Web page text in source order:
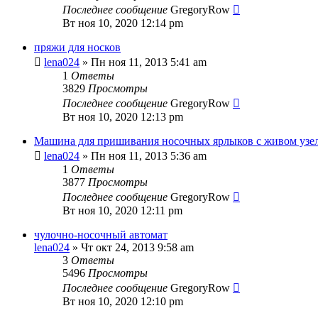
Последнее сообщение GregoryRow
Вт ноя 10, 2020 12:14 pm
пряжи для носков
lena024 » Пн ноя 11, 2013 5:41 am
1 Ответы
3829 Просмотры
Последнее сообщение GregoryRow
Вт ноя 10, 2020 12:13 pm
Машина для пришивания носочных ярлыков с живом
lena024 » Пн ноя 11, 2013 5:36 am
1 Ответы
3877 Просмотры
Последнее сообщение GregoryRow
Вт ноя 10, 2020 12:11 pm
чулочно-носочный автомат
lena024 » Чт окт 24, 2013 9:58 am
3 Ответы
5496 Просмотры
Последнее сообщение GregoryRow
Вт ноя 10, 2020 12:10 pm